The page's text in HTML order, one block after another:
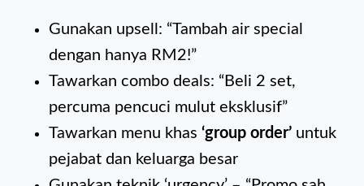
Gunakan upsell: “Tambah air special
dengan hanya RM2!”
Tawarkan combo deals: “Beli 2 set,
percuma pencuci mulut eksklusif”
Tawarkan menu khas ‘group order’ untuk
pejabat dan keluarga besar